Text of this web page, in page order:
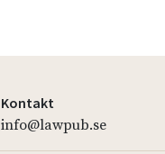
Kontakt
info@lawpub.se